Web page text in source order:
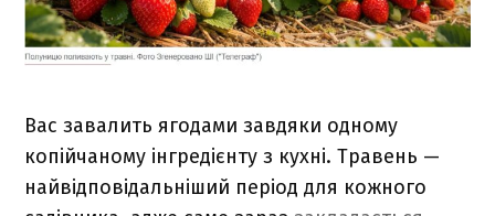
Вас завалить ягодами завдяки одному
копійчаному інгредієнту з кухні. Травень —
найвідповідальніший період для кожного